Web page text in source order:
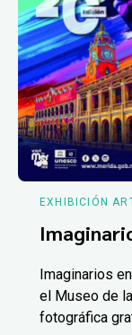
EXHIBICIÓN
Imaginarios
el Museo de
fotográfica